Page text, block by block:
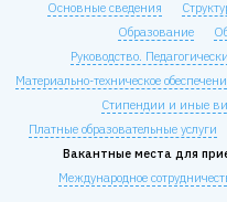
Основные сведения
Образование
Руководство.
Материально-техническое
Стипендии и иные
Платные образовательные услуги
Вакантные места для
Международное